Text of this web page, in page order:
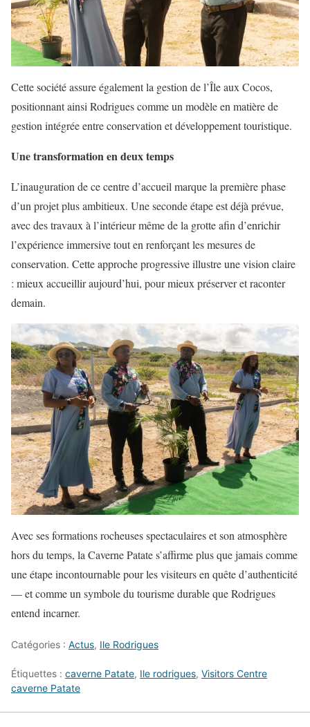
Cette société assure également la gestion de l’Île aux Cocos,
positionnant ainsi Rodrigues comme un modèle en matière de
gestion intégrée entre conservation et développement touristique.
Une transformation en deux temps
L’inauguration de ce centre d’accueil marque la première phase
d’un projet plus ambitieux. Une seconde étape est déjà prévue,
avec des travaux à l’intérieur même de la grotte afin d’enrichir
l’expérience immersive tout en renforçant les mesures de
conservation. Cette approche progressive illustre une vision claire
: mieux accueillir aujourd’hui, pour mieux préserver et raconter
demain.
Avec ses formations rocheuses spectaculaires et son atmosphère
hors du temps, la Caverne Patate s’affirme plus que jamais comme
une étape incontournable pour les visiteurs en quête d’authenticité
— et comme un symbole du tourisme durable que Rodrigues
entend incarner.
Catégories : Actus, Ile Rodrigues
Étiquettes : caverne Patate, Ile rodrigues, Visitors Centre
caverne Patate